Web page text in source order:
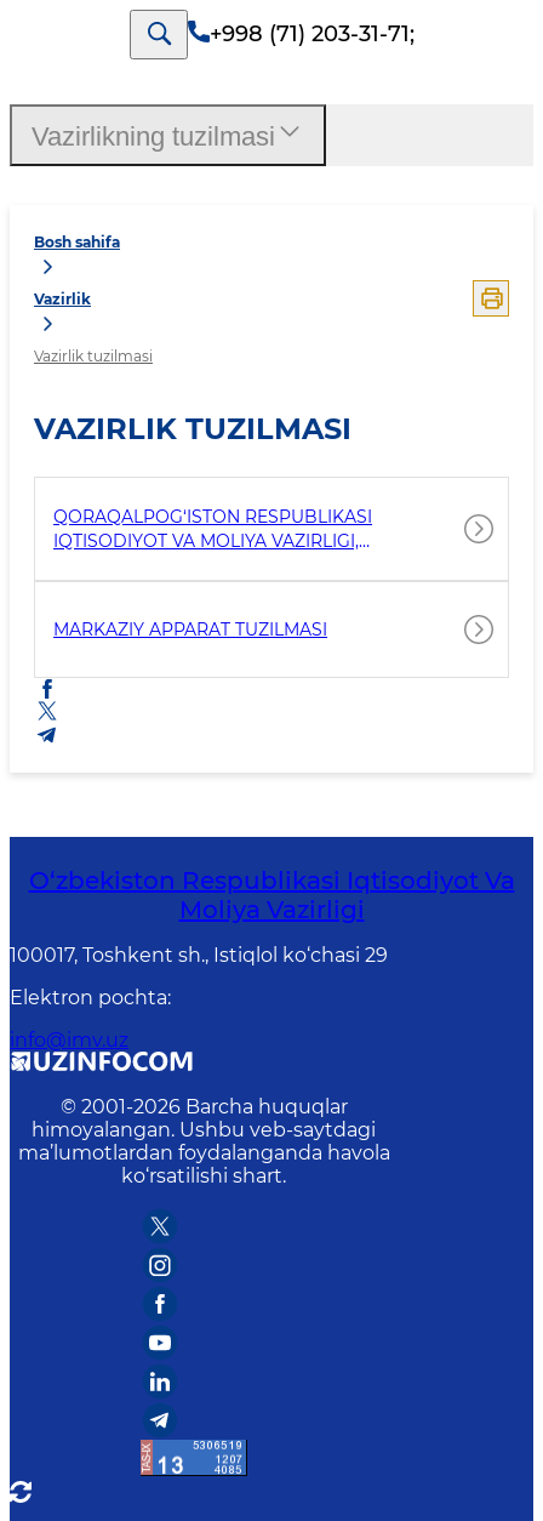
+998 (71) 203-31-71;
Bosh sahifa
Vazirlik
Vazirlik tuzilmasi
VAZIRLIK TUZILMASI
QORAQALPOG‘ISTON RESPUBLIKASI
IQTISODIYOT VA MOLIYA VAZIRLIGI,
IQTISODIYOT VA MOLIYA BOSH
MARKAZIY APPARAT TUZILMASI
Vazirlikning tuzilmasi
O‘zbekiston Respublikasi Iqtisodiyot Va
Moliya Vazirligi
100017, Toshkent sh., Istiqlol ko‘chasi 29
Elektron pochta:
info@imv.uz
© 2001-2026 Barcha huquqlar
himoyalangan. Ushbu veb-saytdagi
ma’lumotlardan foydalanganda havola
ko‘rsatilishi shart.